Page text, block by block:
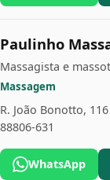
Paulinho
Massagista e
Massagem
R. João Bonotto,
88806-631
WhatsApp